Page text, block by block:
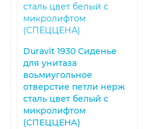
Duravit 1930 Сиденье
для унитаза
воьмиугольное
отверстие петли нерж
сталь цвет белый с
микролифтом
(СПЕЦЦЕНА)